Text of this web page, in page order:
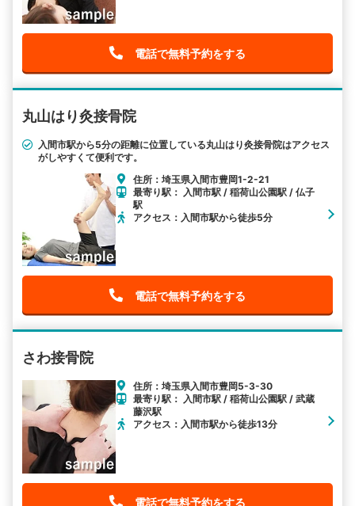
電話で無料予約をする
丸山はり灸接骨院
入間市駅から5分の距離に位置している丸山はり灸接骨院はアクセス
がしやすくて便利です。
住所：埼玉県入間市豊岡1-2-21
最寄り駅： 入間市駅 / 稲荷山公園駅 / 仏子
駅
アクセス：入間市駅から徒歩5分
電話で無料予約をする
さわ接骨院
住所：埼玉県入間市豊岡5-3-30
最寄り駅： 入間市駅 / 稲荷山公園駅 / 武蔵
藤沢駅
アクセス：入間市駅から徒歩13分
電話で無料予約をする